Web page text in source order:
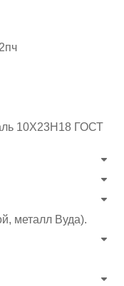
10Х23Н18 ГОСТ
металл Вуда).